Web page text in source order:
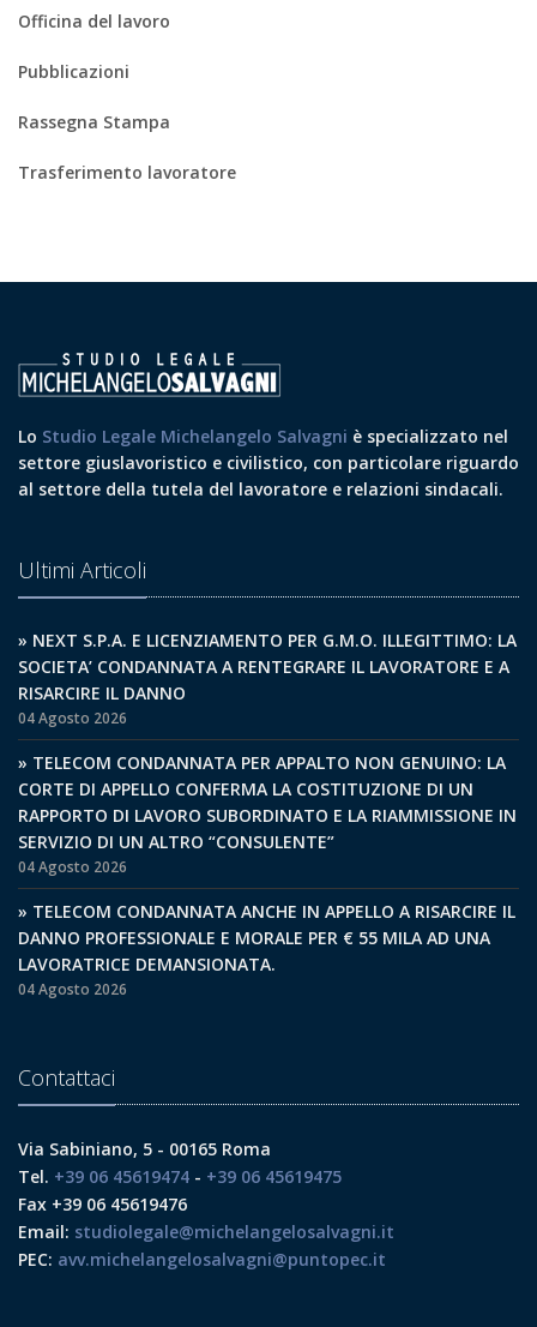
Officina del lavoro
Pubblicazioni
Rassegna Stampa
Trasferimento lavoratore
Lo Studio Legale Michelangelo Salvagni è specializzato nel
settore giuslavoristico e civilistico, con particolare riguardo
al settore della tutela del lavoratore e relazioni sindacali.
Ultimi Articoli
» NEXT S.P.A. E LICENZIAMENTO PER G.M.O. ILLEGITTIMO: LA
SOCIETA’ CONDANNATA A RENTEGRARE IL LAVORATORE E A
RISARCIRE IL DANNO
04 Agosto 2026
» TELECOM CONDANNATA PER APPALTO NON GENUINO: LA
CORTE DI APPELLO CONFERMA LA COSTITUZIONE DI UN
RAPPORTO DI LAVORO SUBORDINATO E LA RIAMMISSIONE IN
SERVIZIO DI UN ALTRO “CONSULENTE”
04 Agosto 2026
» TELECOM CONDANNATA ANCHE IN APPELLO A RISARCIRE IL
DANNO PROFESSIONALE E MORALE PER € 55 MILA AD UNA
LAVORATRICE DEMANSIONATA.
04 Agosto 2026
Contattaci
Via Sabiniano, 5 - 00165 Roma
Tel. +39 06 45619474 - +39 06 45619475
Fax +39 06 45619476
Email: studiolegale@michelangelosalvagni.it
PEC: avv.michelangelosalvagni@puntopec.it